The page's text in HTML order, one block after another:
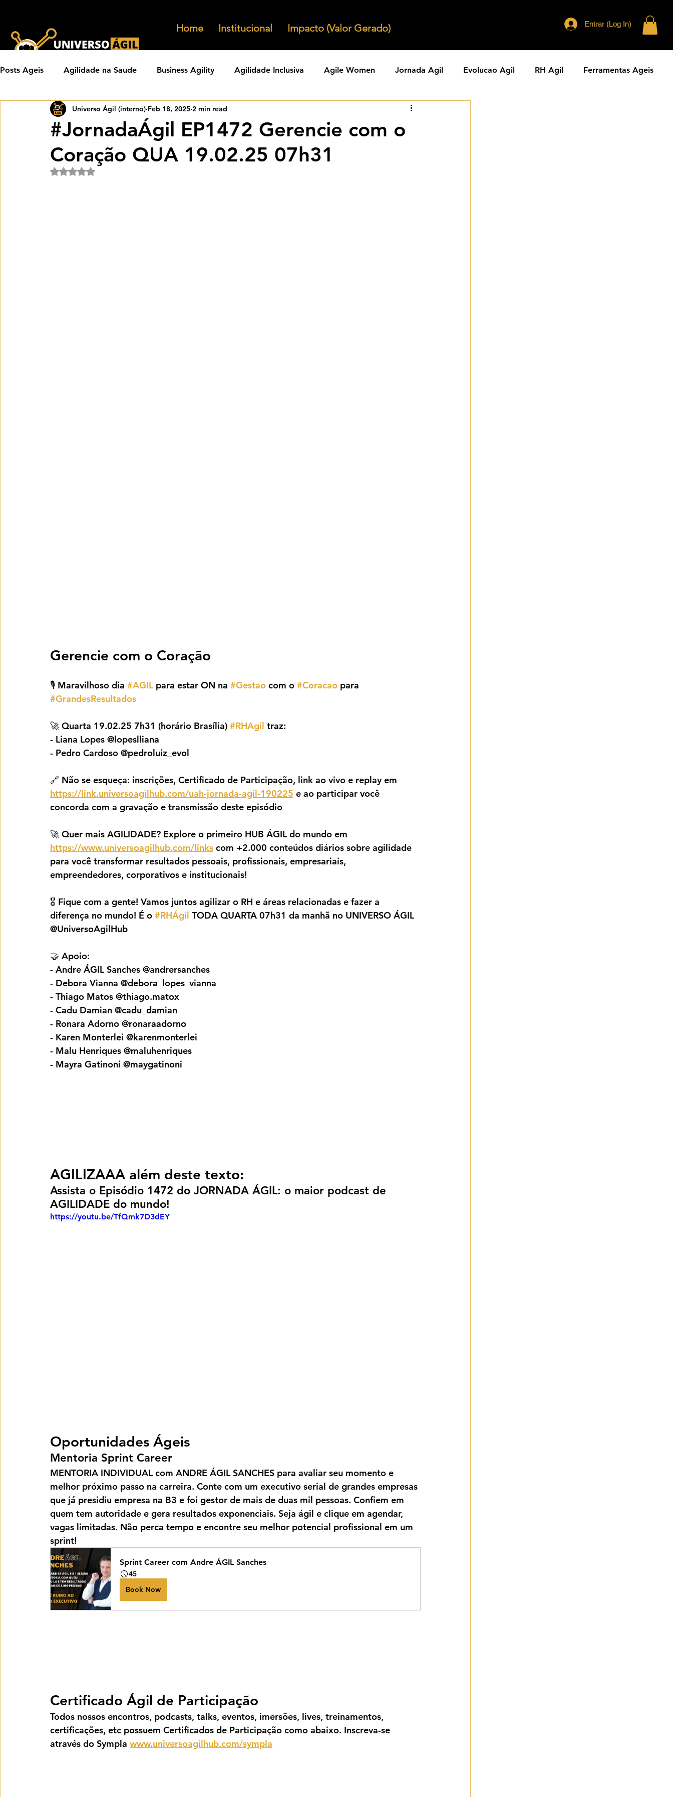
Home Institucional Impacto (Valor Gerado) Entrar (Log In)
Posts Ageis Agilidade na Saude Business Agility Agilidade Inclusiva Agile Women Jornada Agil Evolucao Agil RH Agil Ferramentas Ageis
Carreiras Ageis Agilidade em Produtos Organizacoes Ageis Jornal Agil
Eventos Ageis Agilidade Em Escala Learning Agility Comunidades Ageis
#JornadaÁgil EP1472 Gerencie com o
Coração QUA 19.02.25 07h31
Universo Ágil (interno) Feb 18, 2025 2 min read
Rated NaN out of 5 stars.
Gerencie com o Coração
🎙️ Maravilhoso dia #AGIL para estar ON na #Gestao com o #Coracao para
#GrandesResultados
🚀 Quarta 19.02.25 7h31 (horário Brasília) #RHAgil traz:
- Liana Lopes @lopeslliana
- Pedro Cardoso @pedroluiz_evol
🔗 Não se esqueça: inscrições, Certificado de Participação, link ao vivo e replay em
https://link.universoagilhub.com/uah-jornada-agil-190225 e ao participar você
concorda com a gravação e transmissão deste episódio
🚀 Quer mais AGILIDADE? Explore o primeiro HUB ÁGIL do mundo em
https://www.universoagilhub.com/links com +2.000 conteúdos diários sobre agilidade
para você transformar resultados pessoais, profissionais, empresariais,
empreendedores, corporativos e institucionais!
🎖️ Fique com a gente! Vamos juntos agilizar o RH e áreas relacionadas e fazer a
diferença no mundo! É o #RHÁgil TODA QUARTA 07h31 da manhã no UNIVERSO ÁGIL
@UniversoAgilHub
🤝 Apoio:
- Andre ÁGIL Sanches @andrersanches
- Debora Vianna @debora_lopes_vianna
- Thiago Matos @thiago.matox
- Cadu Damian @cadu_damian
- Ronara Adorno @ronaraadorno
- Karen Monterlei @karenmonterlei
- Malu Henriques @maluhenriques
- Mayra Gatinoni @maygatinoni
AGILIZAAA além deste texto:
Assista o Episódio 1472 do JORNADA ÁGIL: o maior podcast de
AGILIDADE do mundo!
https://youtu.be/TfQmk7D3dEY
Oportunidades Ágeis
Mentoria Sprint Career
MENTORIA INDIVIDUAL com ANDRE ÁGIL SANCHES para avaliar seu momento e
melhor próximo passo na carreira. Conte com um executivo serial de grandes empresas
que já presidiu empresa na B3 e foi gestor de mais de duas mil pessoas. Confiem em
quem tem autoridade e gera resultados exponenciais. Seja ágil e clique em agendar,
vagas limitadas. Não perca tempo e encontre seu melhor potencial profissional em um
sprint!
Sprint Career com Andre ÁGIL Sanches
45
Book Now
Certificado Ágil de Participação
Todos nossos encontros, podcasts, talks, eventos, imersões, lives, treinamentos,
certificações, etc possuem Certificados de Participação como abaixo. Inscreva-se
através do Sympla www.universoagilhub.com/sympla